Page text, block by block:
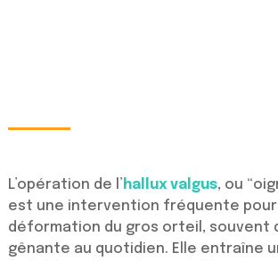
L’opération de l’ hallux valgus, ou
est une intervention fréquente
déformation du gros orteil, souvent
gênante au quotidien. Elle entraîne